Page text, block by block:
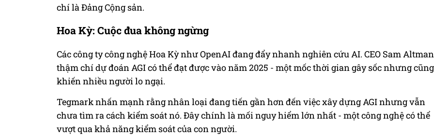
chí là Đảng Cộng sản.
Hoa Kỳ: Cuộc đua không ngừng
Các công ty công nghệ Hoa Kỳ như OpenAI đang đẩy nhanh nghiên cứu AI. CEO Sam Altman
thậm chí dự đoán AGI có thể đạt được vào năm 2025 - một mốc thời gian gây sốc nhưng cũng
khiến nhiều người lo ngại.
Tegmark nhấn mạnh rằng nhân loại đang tiến gần hơn đến việc xây dựng AGI nhưng vẫn
chưa tìm ra cách kiểm soát nó. Đây chính là mối nguy hiểm lớn nhất - một công nghệ có thể
vượt qua khả năng kiểm soát của con người.